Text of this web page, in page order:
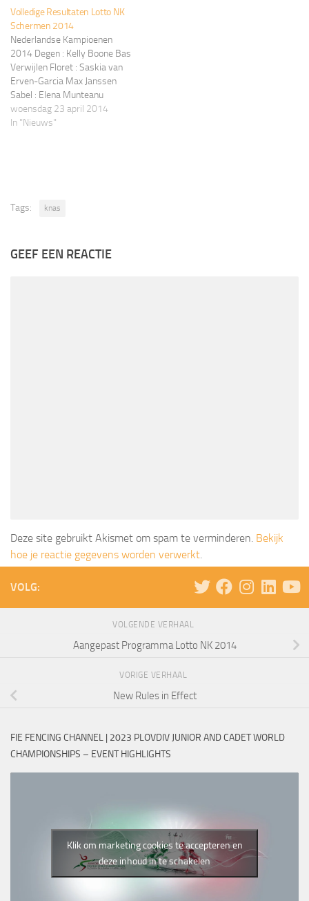
KNAS Wedstrijden
Volledige Resultaten Lotto NK
Schermen 2014
Nederlandse Kampioenen
2014 Degen : Kelly Boone Bas
Verwijlen Floret : Saskia van
Erven-Garcia Max Janssen
Sabel : Elena Munteanu
Robbert Goossens Volledige
resultaten zijn gepubliceerd op
woensdag 23 april 2014
In "Nieuws"
Tags: knas
GEEF EEN REACTIE
Deze site gebruikt Akismet om spam te verminderen. Bekijk
hoe je reactie gegevens worden verwerkt.
VOLG:
VOLGENDE VERHAAL
Aangepast Programma Lotto NK 2014
VORIGE VERHAAL
New Rules in Effect
FIE FENCING CHANNEL | 2023 PLOVDIV JUNIOR AND CADET WORLD
CHAMPIONSHIPS – EVENT HIGHLIGHTS
Klik om marketing cookies te accepteren en
deze inhoud in te schakelen